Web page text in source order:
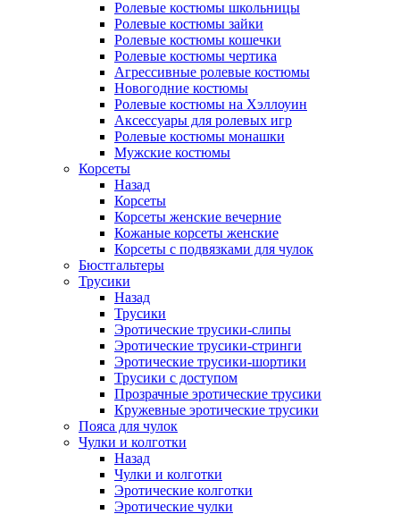
Ролевые костюмы школьницы
Ролевые костюмы зайки
Ролевые костюмы кошечки
Ролевые костюмы чертика
Агрессивные ролевые костюмы
Новогодние костюмы
Ролевые костюмы на Хэллоуин
Аксессуары для ролевых игр
Ролевые костюмы монашки
Мужские костюмы
Корсеты
Назад
Корсеты
Корсеты женские вечерние
Кожаные корсеты женские
Корсеты с подвязками для чулок
Бюстгальтеры
Трусики
Назад
Трусики
Эротические трусики-слипы
Эротические трусики-стринги
Эротические трусики-шортики
Трусики с доступом
Прозрачные эротические трусики
Кружевные эротические трусики
Пояса для чулок
Чулки и колготки
Назад
Чулки и колготки
Эротические колготки
Эротические чулки